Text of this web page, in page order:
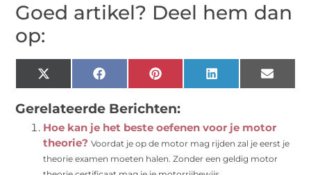
Goed artikel? Deel hem dan
op:
X
(Twitter)
Facebook Pinterest LinkedIn Email
Gerelateerde Berichten:
Hoe kan je het beste oefenen voor je motor
theorie? Voordat je op de motor mag rijden zal je eerst je
theorie examen moeten halen. Zonder een geldig motor